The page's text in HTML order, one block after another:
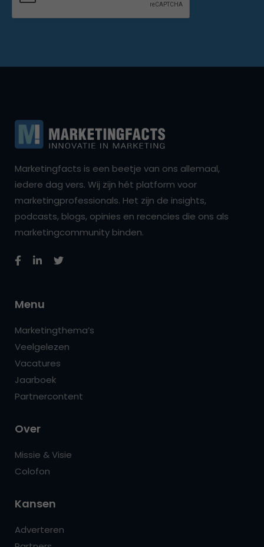
Marketingfacts is een beetje van ons allemaal,
iedere dag vers. Wij zijn hét platform voor
marketingprofessionals. Het zijn de insights,
podcasts, blogs, opinies en recencies die ons als
marketingcommunity binden.
Menu
Marketingthema’s
Veelgelezen
Vacatures
Jaarboek
Partnercontent
Over
Missie & Visie
Colofon
Kansen
Adverteren